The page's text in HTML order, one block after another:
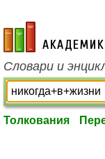
academic.ru
Словари и
Толкования